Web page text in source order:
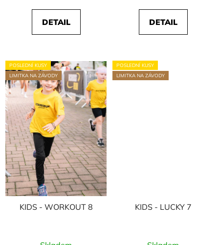
DETAIL DETAIL
POSLEDNÍ KUSY
LIMITKA NA ZÁVODY
KIDS - WORKOUT 8
POSLEDNÍ KUSY
LIMITKA NA ZÁVODY
KIDS - LUCKY 7